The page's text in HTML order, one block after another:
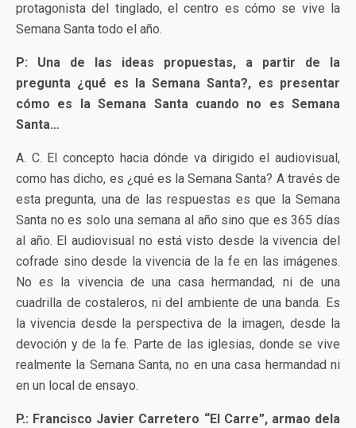
protagonista del tinglado, el centro es cómo se vive la
Semana Santa todo el año.
P: Una de las ideas propuestas, a partir de la
pregunta ¿qué es la Semana Santa?, es presentar
cómo es la Semana Santa cuando no es Semana
Santa…
A. C. El concepto hacia dónde va dirigido el audiovisual,
como has dicho, es ¿qué es la Semana Santa? A través de
esta pregunta, una de las respuestas es que la Semana
Santa no es solo una semana al año sino que es 365 días
al año. El audiovisual no está visto desde la vivencia del
cofrade sino desde la vivencia de la fe en las imágenes.
No es la vivencia de una casa hermandad, ni de una
cuadrilla de costaleros, ni del ambiente de una banda. Es
la vivencia desde la perspectiva de la imagen, desde la
devoción y de la fe. Parte de las iglesias, donde se vive
realmente la Semana Santa, no en una casa hermandad ni
en un local de ensayo.
P.: Francisco Javier Carretero “El Carre”, armao dela